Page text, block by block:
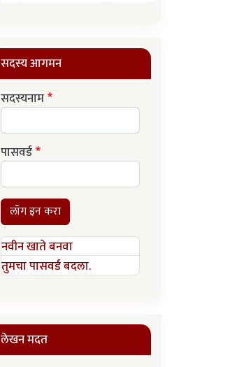
सदस्य आगमन
सदस्यनाम
पासवर्ड
लॉग इन करा
नवीन खाते बनवा
तुमचा पासवर्ड बदला.
लेखन मदत